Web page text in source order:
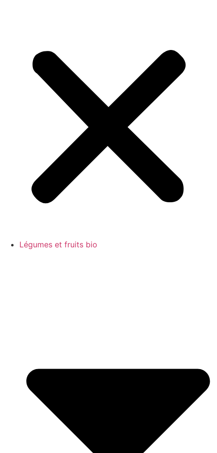
Légumes et fruits bio